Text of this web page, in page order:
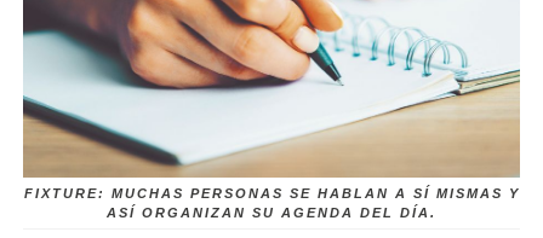
FIXTURE: MUCHAS PERSONAS SE HABLAN A SÍ MISMAS Y
ASÍ ORGANIZAN SU AGENDA DEL DÍA.